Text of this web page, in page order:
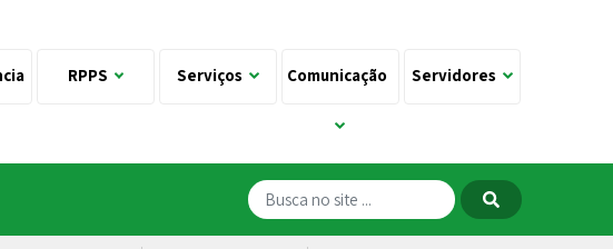
RPPS Serviços Comunicação Servidores